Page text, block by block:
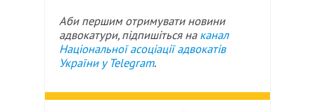
Аби першим отримувати новини
адвокатури, підпишіться на канал
Національної асоціації адвокатів
України у Telegram.